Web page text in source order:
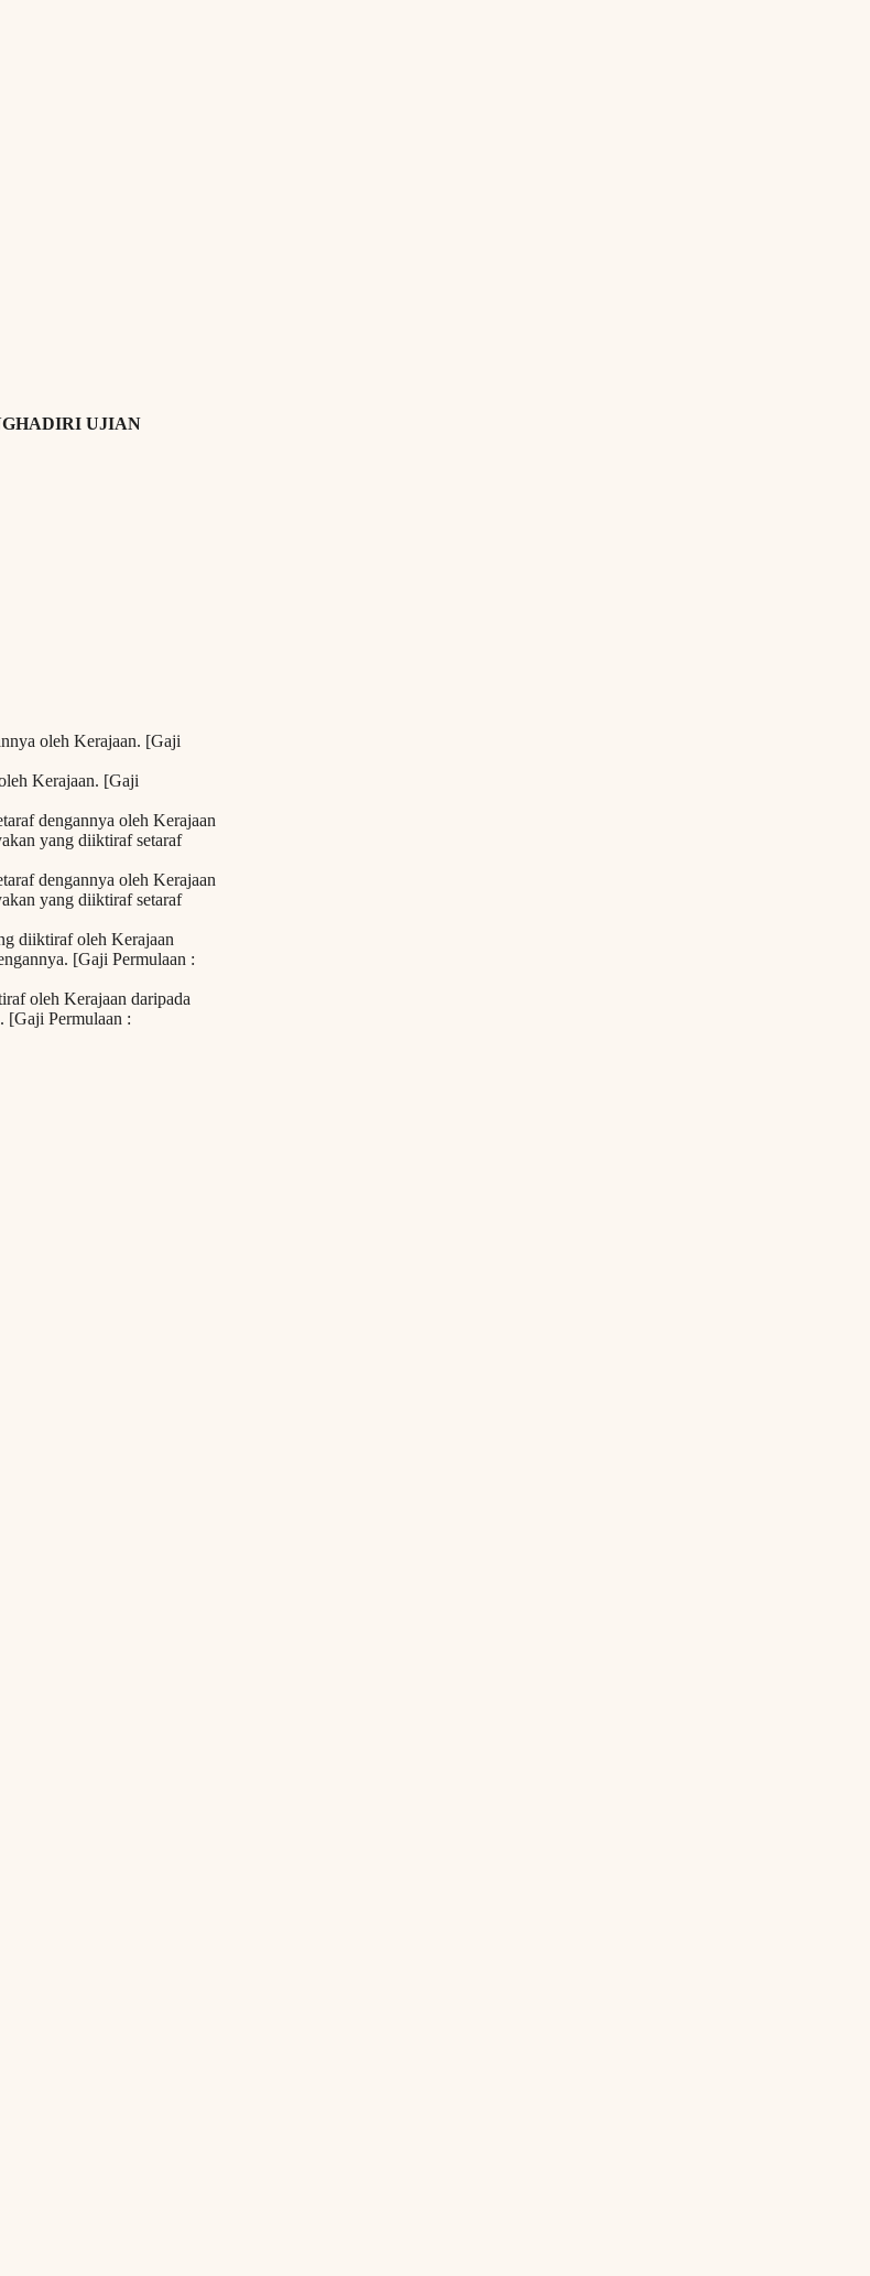
UJIAN
oleh Kerajaan. [Gaji
Kerajaan. [Gaji
dengannya oleh Kerajaan
yang diiktiraf setaraf
dengannya oleh Kerajaan
yang diiktiraf setaraf
diiktiraf oleh Kerajaan
[Gaji Permulaan :
oleh Kerajaan daripada
[Gaji Permulaan :